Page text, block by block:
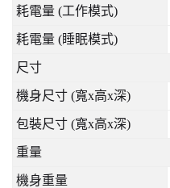
耗電量 (工作模式)
耗電量 (睡眠模式)
尺寸
機身尺寸 (寬x高x深)
包裝尺寸 (寬x高x深)
重量
機身重量